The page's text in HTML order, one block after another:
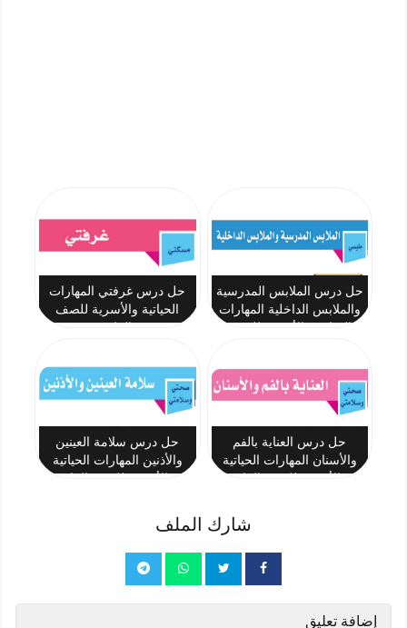
حل درس الملابس المدرسية
والملابس الداخلية المهارات
حل درس غرفتي المهارات
الحياتية والأسرية للصف
حل درس العناية بالفم
والأسنان المهارات الحياتية
حل درس سلامة العينين
والأذنين المهارات الحياتية
شارك الملف
إضافة تعليق